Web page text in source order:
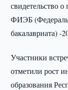
свидетельство
ФИЭБ
бакалавриата) -
Участники
отметили рост
образования